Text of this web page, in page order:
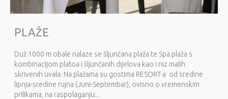
PLAŽE
Duž 1000 m obale nalaze se šljunčana plaža te Spa plaža s
kombinacijom platoa i šljunčanih dijelova kao i niz malih
skrivenih uvala. Na plažama su gostima RESORT-a od sredine
lipnja-sredine rujna (Juni-Septembar), ovisno o vremenskim
prilikama, na raspolaganju...